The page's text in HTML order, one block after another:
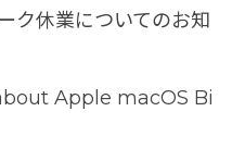
ク休業についてのお知
Apple macOS Bi